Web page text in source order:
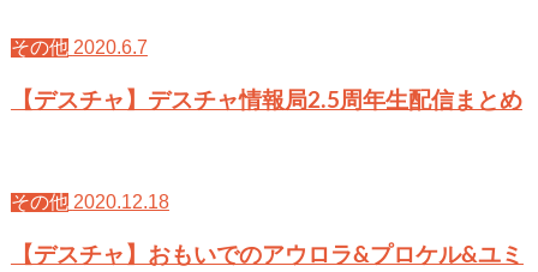
その他 2020.6.7
【デスチャ】デスチャ情報局2.5周年生配信まとめ
その他 2020.12.18
【デスチャ】おもいでのアウロラ&プロケル&ユミ